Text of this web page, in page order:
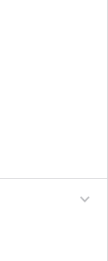
expand_more